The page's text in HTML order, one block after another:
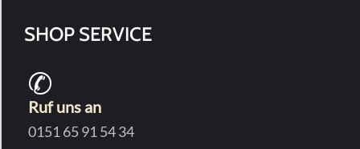
SHOP SERVICE
Ruf uns an
0151 65 91 54 34